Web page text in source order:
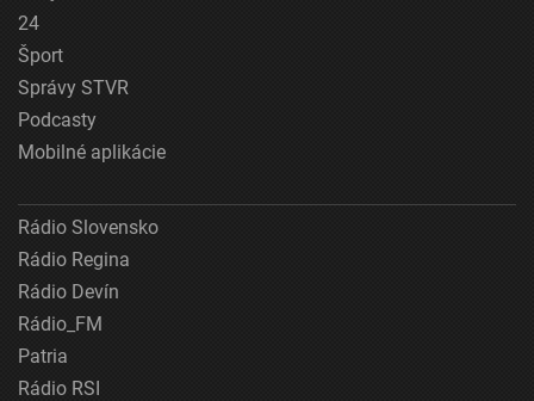
24
Šport
Správy STVR
Podcasty
Mobilné aplikácie
Rádio Slovensko
Rádio Regina
Rádio Devín
Rádio_FM
Patria
Rádio RSI